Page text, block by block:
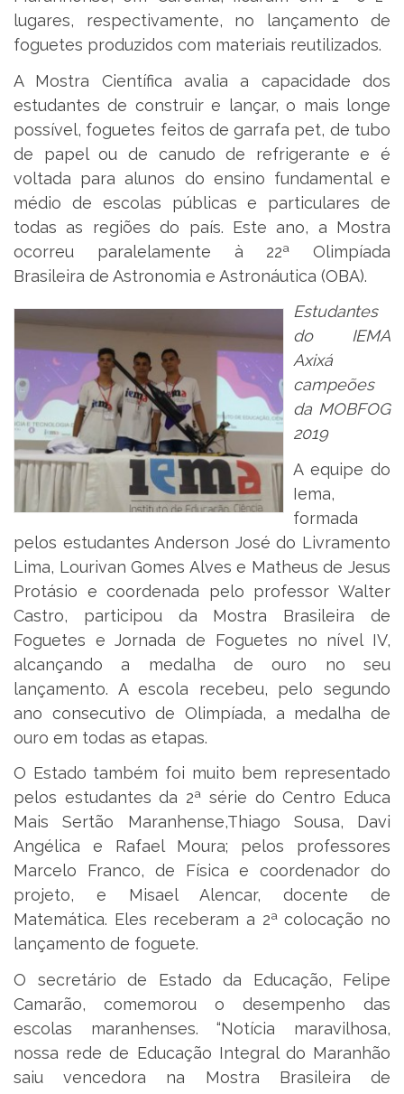
lugares, respectivamente, no lançamento de
foguetes produzidos com materiais reutilizados.
A Mostra Científica avalia a capacidade dos
estudantes de construir e lançar, o mais longe
possível, foguetes feitos de garrafa pet, de tubo
de papel ou de canudo de refrigerante e é
voltada para alunos do ensino fundamental e
médio de escolas públicas e particulares de
todas as regiões do país. Este ano, a Mostra
ocorreu paralelamente à 22ª Olimpíada
Brasileira de Astronomia e Astronáutica (OBA).
Estudantes
do IEMA
Axixá
campeões
da MOBFOG
2019
A equipe do
Iema,
formada
pelos estudantes Anderson José do Livramento
Lima, Lourivan Gomes Alves e Matheus de Jesus
Protásio e coordenada pelo professor Walter
Castro, participou da Mostra Brasileira de
Foguetes e Jornada de Foguetes no nível IV,
alcançando a medalha de ouro no seu
lançamento. A escola recebeu, pelo segundo
ano consecutivo de Olimpíada, a medalha de
ouro em todas as etapas.
O Estado também foi muito bem representado
pelos estudantes da 2ª série do Centro Educa
Mais Sertão Maranhense,Thiago Sousa, Davi
Angélica e Rafael Moura; pelos professores
Marcelo Franco, de Física e coordenador do
projeto, e Misael Alencar, docente de
Matemática. Eles receberam a 2ª colocação no
lançamento de foguete.
O secretário de Estado da Educação, Felipe
Camarão, comemorou o desempenho das
escolas maranhenses. “Notícia maravilhosa,
nossa rede de Educação Integral do Maranhão
saiu vencedora na Mostra Brasileira de